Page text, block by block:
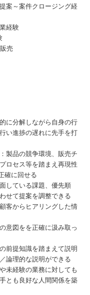
案～案件クロージング経
経験
売
に分解しながら自身の行
い進捗の遅れに先手を打
製品の競争環境、販売チ
ロセス等を踏まえ再現性
確に回せる
している課題、優先順
せて提案を調整できる
客からヒアリングした情
意図をを正確に汲み取っ
前提知識を踏まえて説明
論理的な説明ができる
未経験の業務に対しても
とも良好な人間関係を築